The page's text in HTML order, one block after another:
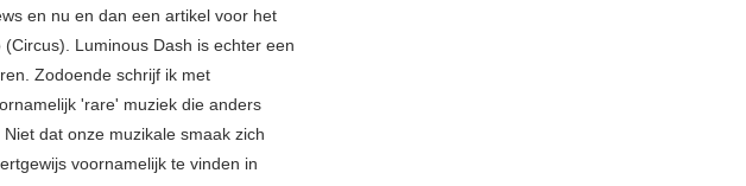
en nu en dan een artikel voor het
Luminous Dash is echter een
Zodoende schrijf ik met
'rare' muziek die anders
dat onze muzikale smaak zich
voornamelijk te vinden in